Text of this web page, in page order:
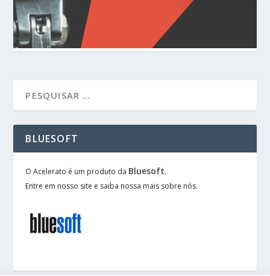
BLUESOFT
O Acelerato é um produto da Bluesoft.
Entre em nosso site e saiba nossa mais sobre nós.